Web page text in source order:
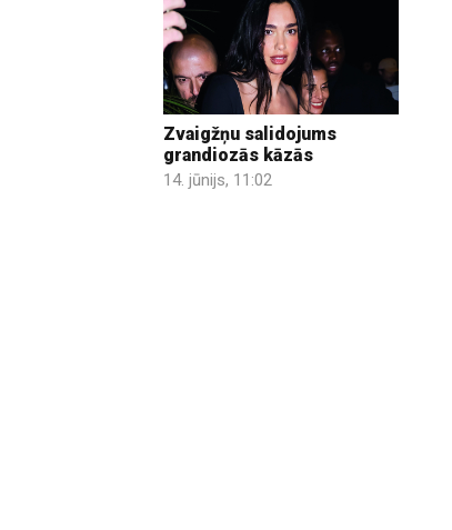
Zvaigžņu salidojums
grandiozās kāzās
14. jūnijs, 11:02